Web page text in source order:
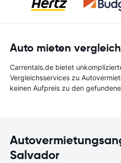
Auto mieten
Carrentals.de bietet
Vergleichsservices zu
keinen Aufpreis zu den
Salvador